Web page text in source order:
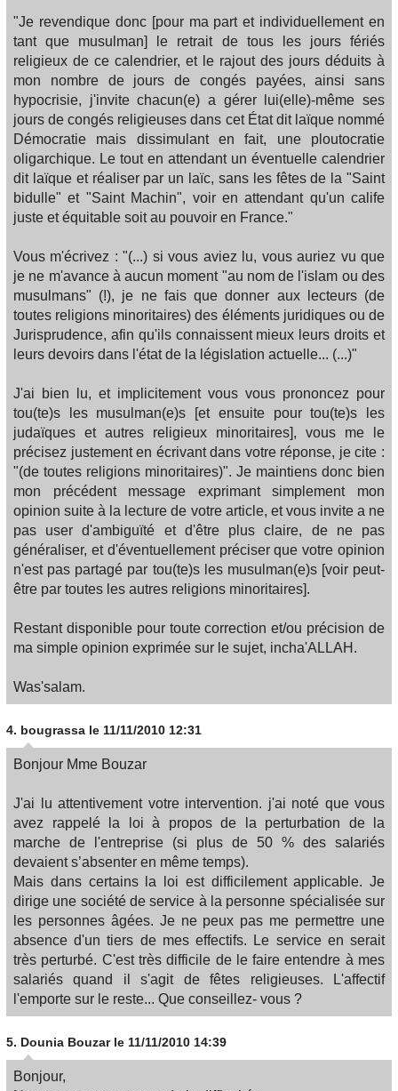
"Je revendique donc [pour ma part et individuellement en
tant que musulman] le retrait de tous les jours fériés
religieux de ce calendrier, et le rajout des jours déduits à
mon nombre de jours de congés payées, ainsi sans
hypocrisie, j'invite chacun(e) a gérer lui(elle)-même ses
jours de congés religieuses dans cet État dit laïque nommé
Démocratie mais dissimulant en fait, une ploutocratie
oligarchique. Le tout en attendant un éventuelle calendrier
dit laïque et réaliser par un laïc, sans les fêtes de la "Saint
bidulle" et "Saint Machin", voir en attendant qu'un calife
juste et équitable soit au pouvoir en France."
Vous m'écrivez : "(...) si vous aviez lu, vous auriez vu que
je ne m'avance à aucun moment "au nom de l'islam ou des
musulmans" (!), je ne fais que donner aux lecteurs (de
toutes religions minoritaires) des éléments juridiques ou de
Jurisprudence, afin qu'ils connaissent mieux leurs droits et
leurs devoirs dans l'état de la législation actuelle... (...)"
J'ai bien lu, et implicitement vous vous prononcez pour
tou(te)s les musulman(e)s [et ensuite pour tou(te)s les
judaïques et autres religieux minoritaires], vous me le
précisez justement en écrivant dans votre réponse, je cite :
"(de toutes religions minoritaires)". Je maintiens donc bien
mon précédent message exprimant simplement mon
opinion suite à la lecture de votre article, et vous invite a ne
pas user d'ambiguïté et d'être plus claire, de ne pas
généraliser, et d'éventuellement préciser que votre opinion
n'est pas partagé par tou(te)s les musulman(e)s [voir peut-
être par toutes les autres religions minoritaires].
Restant disponible pour toute correction et/ou précision de
ma simple opinion exprimée sur le sujet, incha'ALLAH.
Was'salam.
4. bougrassa le 11/11/2010 12:31
Bonjour Mme Bouzar
J'ai lu attentivement votre intervention. j'ai noté que vous
avez rappelé la loi à propos de la perturbation de la
marche de l'entreprise (si plus de 50 % des salariés
devaient s’absenter en même temps).
Mais dans certains la loi est difficilement applicable. Je
dirige une société de service à la personne spécialisée sur
les personnes âgées. Je ne peux pas me permettre une
absence d'un tiers de mes effectifs. Le service en serait
très perturbé. C'est très difficile de le faire entendre à mes
salariés quand il s'agit de fêtes religieuses. L'affectif
l'emporte sur le reste... Que conseillez- vous ?
5. Dounia Bouzar le 11/11/2010 14:39
Bonjour,